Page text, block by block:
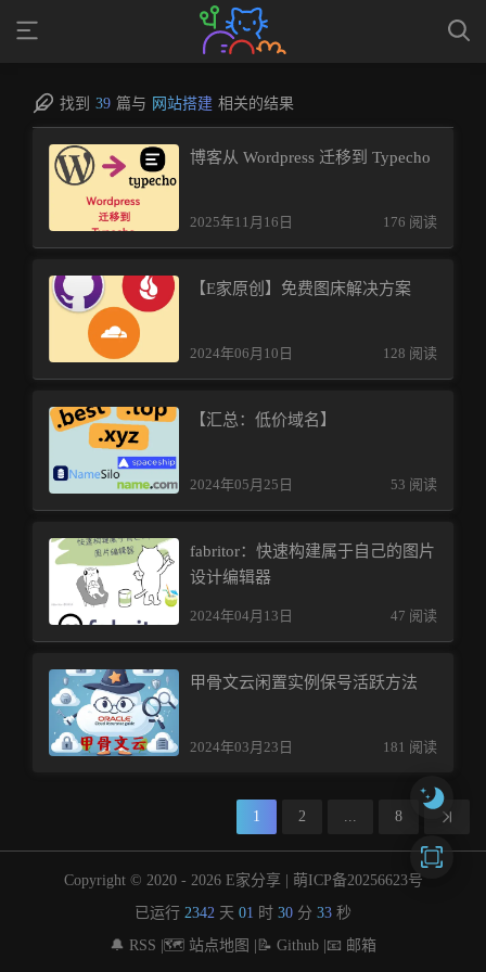
找到 39 篇与 网站搭建 相关的结果
博客从 Wordpress 迁移到 Typecho
2025年11月16日 176 阅读
【E家原创】免费图床解决方案
2024年06月10日 128 阅读
【汇总：低价域名】
2024年05月25日 53 阅读
fabritor：快速构建属于自己的图片
设计编辑器
2024年04月13日 47 阅读
甲骨文云闲置实例保号活跃方法
2024年03月23日 181 阅读
1 2 ... 8
Copyright © 2020 - 2026 E家分享 | 萌ICP备20256623号
已运行 2342 天 01 时 30 分 33 秒
🔔 RSS | 🗺️ 站点地图 | 📝 Github | 📧 邮箱